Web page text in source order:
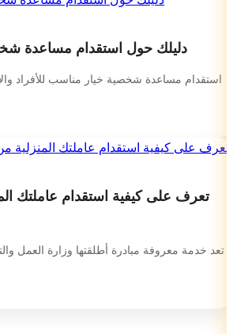
دليلك حول استقدام مساعدة
استقدام مساعدة شخصية خيار مناسب للأفراد
تعرف على كيفية استقدام عاملتك
تعد خدمة معروفة مبادرة أطلقتها وزارة العمل